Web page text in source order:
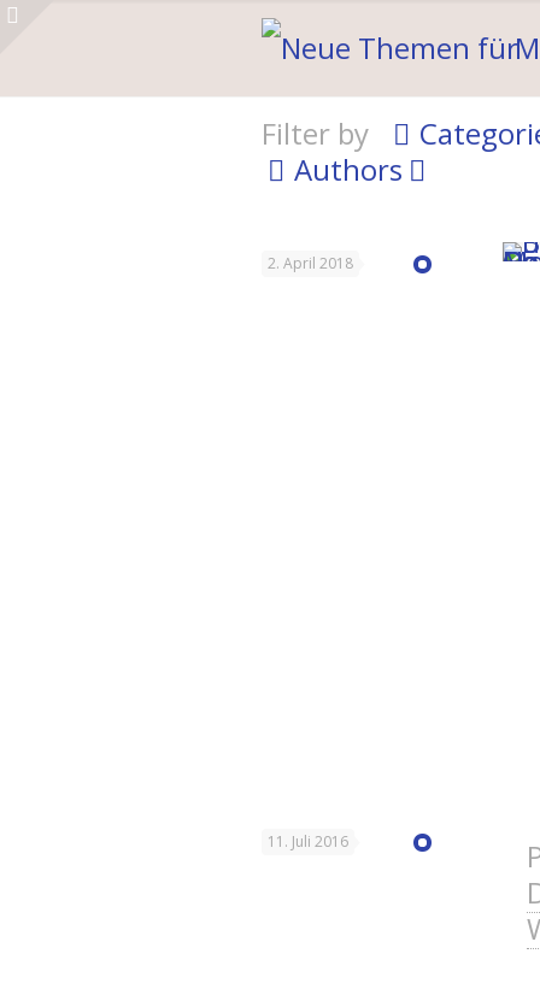
Filter by
Authors
2. April 2018
11. Juli 2016